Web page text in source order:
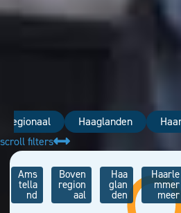
Haaglanden
scroll filters
Ams
tella
nd
Boven
region
aal
Haa
glan
den
Haarle
mmer
meer